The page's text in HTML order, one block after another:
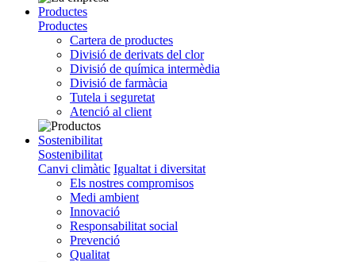
Productes
Productes
Cartera de productes
Divisió de derivats del clor
Divisió de química intermèdia
Divisió de farmàcia
Tutela i seguretat
Atenció al client
Sostenibilitat
Sostenibilitat
Canvi climàtic Igualtat i diversitat
Els nostres compromisos
Medi ambient
Innovació
Responsabilitat social
Prevenció
Qualitat